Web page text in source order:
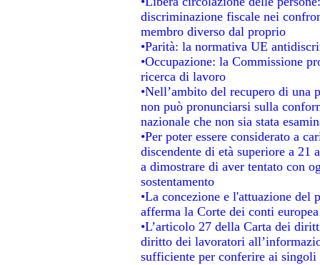
discriminazione fiscale nei
membro diverso dal proprio
•Parità: la normativa UE
•Occupazione: la Commissione
ricerca di lavoro
•Nell’ambito del recupero di una
non può pronunciarsi sulla
nazionale che non sia stata
•Per poter essere considerato a
discendente di età superiore a 21
a dimostrare di aver tentato con
sostentamento
•La concezione e l'attuazione del
afferma la Corte dei conti europea
•L’articolo 27 della Carta dei
diritto dei lavoratori
sufficiente per conferire ai